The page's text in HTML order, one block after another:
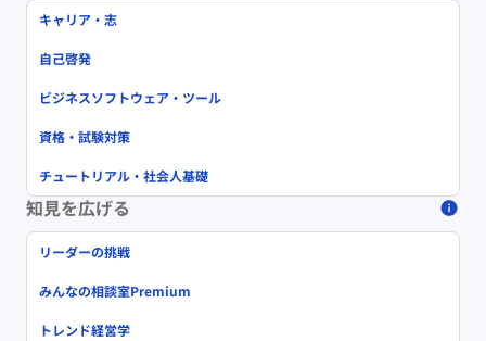
キャリア・志
自己啓発
ビジネスソフトウェア・ツール
資格・試験対策
チュートリアル・社会人基礎
知見を広げる
リーダーの挑戦
みんなの相談室Premium
トレンド経営学